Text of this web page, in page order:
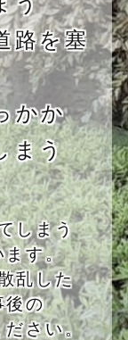
路を塞
かか
まう
しまう
ます。
乱した
後の
ださい。